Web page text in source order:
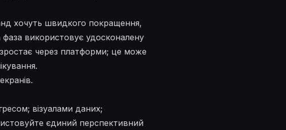
хочуть швидкого покращення,
фаза використовує удосконалену
зростає через платформи; це може
візуалами даних;
єдиний перспективний